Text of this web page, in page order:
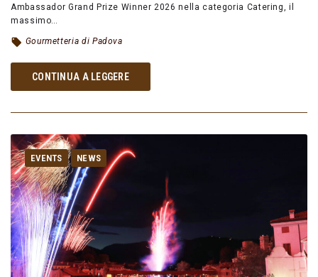
Ambassador Grand Prize Winner 2026 nella categoria Catering, il
massimo…
Gourmetteria di Padova
CONTINUA A LEGGERE
EVENTS NEWS